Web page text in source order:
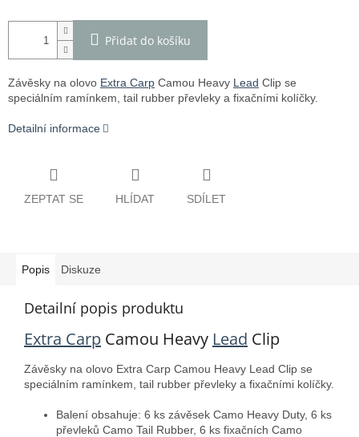
Přidat do košíku
Závěsky na olovo Extra Carp Camou Heavy Lead Clip se
speciálním ramínkem, tail rubber převleky a fixačními kolíčky.
Detailní informace
ZEPTAT SE HLÍDAT SDÍLET
Popis Diskuze
Detailní popis produktu
Extra Carp Camou Heavy Lead Clip
Závěsky na olovo Extra Carp Camou Heavy Lead Clip se
speciálním ramínkem, tail rubber převleky a fixačními kolíčky.
Balení obsahuje: 6 ks závěsek Camo Heavy Duty, 6 ks
převleků Camo Tail Rubber, 6 ks fixačních Camo